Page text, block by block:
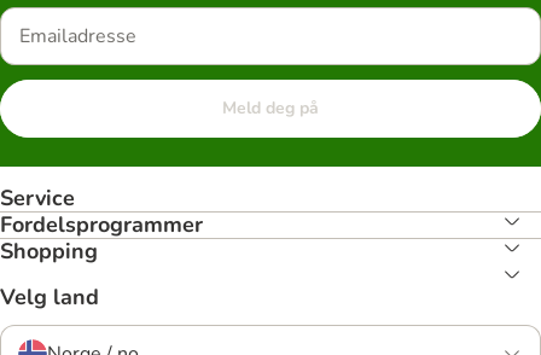
Meld deg på
Service
Fordelsprogrammer
Shopping
Velg land